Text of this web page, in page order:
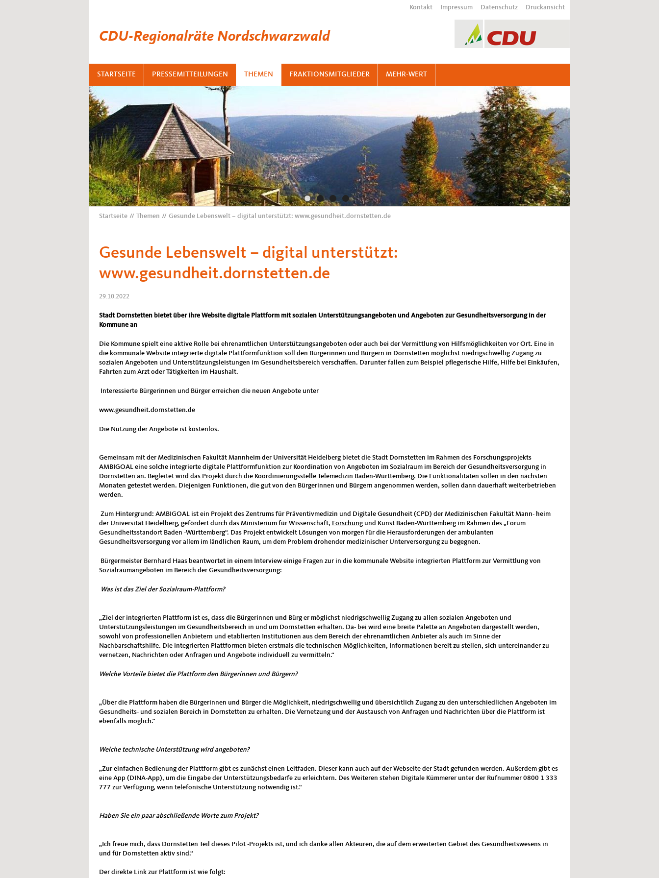
Kontakt Impressum Datenschutz Druckansicht
STARTSEITE PRESSEMITTEILUNGEN THEMEN FRAKTIONSMITGLIEDER MEHR-WERT
CDU-Regionalräte Nordschwarzwald
Startseite Themen Gesunde Lebenswelt – digital unterstützt: www.gesundheit.dornstetten.de
Gesunde Lebenswelt – digital unterstützt:
www.gesundheit.dornstetten.de
29.10.2022
Stadt Dornstetten bietet über ihre Website digitale Plattform mit sozialen Unterstützungsangeboten und Angeboten zur Gesundheitsversorgung in der
Kommune an
Die Kommune spielt eine aktive Rolle bei ehrenamtlichen Unterstützungsangeboten oder auch bei der Vermittlung von Hilfsmöglichkeiten vor Ort. Eine in
die kommunale Website integrierte digitale Plattformfunktion soll den Bürgerinnen und Bürgern in Dornstetten möglichst niedrigschwellig Zugang zu
sozialen Angeboten und Unterstützungsleistungen im Gesundheitsbereich verschaffen. Darunter fallen zum Beispiel pflegerische Hilfe, Hilfe bei Einkäufen,
Fahrten zum Arzt oder Tätigkeiten im Haushalt.
Interessierte Bürgerinnen und Bürger erreichen die neuen Angebote unter
www.gesundheit.dornstetten.de
Die Nutzung der Angebote ist kostenlos.
Gemeinsam mit der Medizinischen Fakultät Mannheim der Universität Heidelberg bietet die Stadt Dornstetten im Rahmen des Forschungsprojekts
AMBIGOAL eine solche integrierte digitale Plattformfunktion zur Koordination von Angeboten im Sozialraum im Bereich der Gesundheitsversorgung in
Dornstetten an. Begleitet wird das Projekt durch die Koordinierungsstelle Telemedizin Baden-Württemberg. Die Funktionalitäten sollen in den nächsten
Monaten getestet werden. Diejenigen Funktionen, die gut von den Bürgerinnen und Bürgern angenommen werden, sollen dann dauerhaft weiterbetrieben
werden.
Zum Hintergrund: AMBIGOAL ist ein Projekt des Zentrums für Präventivmedizin und Digitale Gesundheit (CPD) der Medizinischen Fakultät Mann- heim
der Universität Heidelberg, gefördert durch das Ministerium für Wissenschaft, Forschung und Kunst Baden-Württemberg im Rahmen des „Forum
Gesundheitsstandort Baden -Württemberg“. Das Projekt entwickelt Lösungen von morgen für die Herausforderungen der ambulanten
Gesundheitsversorgung vor allem im ländlichen Raum, um dem Problem drohender medizinischer Unterversorgung zu begegnen.
Bürgermeister Bernhard Haas beantwortet in einem Interview einige Fragen zur in die kommunale Website integrierten Plattform zur Vermittlung von
Sozialraumangeboten im Bereich der Gesundheitsversorgung:
Was ist das Ziel der Sozialraum-Plattform?
„Ziel der integrierten Plattform ist es, dass die Bürgerinnen und Bürg er möglichst niedrigschwellig Zugang zu allen sozialen Angeboten und
Unterstützungsleistungen im Gesundheitsbereich in und um Dornstetten erhalten. Da- bei wird eine breite Palette an Angeboten dargestellt werden,
sowohl von professionellen Anbietern und etablierten Institutionen aus dem Bereich der ehrenamtlichen Anbieter als auch im Sinne der
Nachbarschaftshilfe. Die integrierten Plattformen bieten erstmals die technischen Möglichkeiten, Informationen bereit zu stellen, sich untereinander zu
vernetzen, Nachrichten oder Anfragen und Angebote individuell zu vermitteln.“
Welche Vorteile bietet die Plattform den Bürgerinnen und Bürgern?
„Über die Plattform haben die Bürgerinnen und Bürger die Möglichkeit, niedrigschwellig und übersichtlich Zugang zu den unterschiedlichen Angeboten im
Gesundheits- und sozialen Bereich in Dornstetten zu erhalten. Die Vernetzung und der Austausch von Anfragen und Nachrichten über die Plattform ist
ebenfalls möglich.“
Welche technische Unterstützung wird angeboten?
„Zur einfachen Bedienung der Plattform gibt es zunächst einen Leitfaden. Dieser kann auch auf der Webseite der Stadt gefunden werden. Außerdem gibt es
eine App (DINA-App), um die Eingabe der Unterstützungsbedarfe zu erleichtern. Des Weiteren stehen Digitale Kümmerer unter der Rufnummer 0800 1 333
777 zur Verfügung, wenn telefonische Unterstützung notwendig ist.“
Haben Sie ein paar abschließende Worte zum Projekt?
„Ich freue mich, dass Dornstetten Teil dieses Pilot -Projekts ist, und ich danke allen Akteuren, die auf dem erweiterten Gebiet des Gesundheitswesens in
und für Dornstetten aktiv sind.“
Der direkte Link zur Plattform ist wie folgt: